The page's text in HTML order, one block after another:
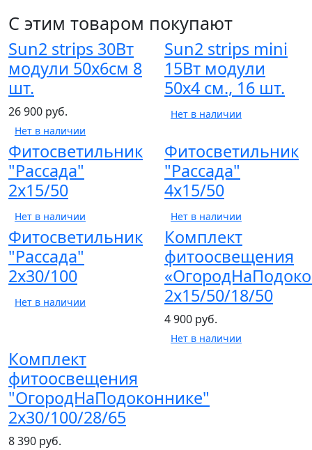
С этим товаром покупают
Sun2 strips 30Вт
модули 50х6см 8
шт.
26 900 руб.
Нет в наличии
Sun2 strips mini
15Вт модули
50х4 см., 16 шт.
Нет в наличии
Фитосветильник
"Рассада"
2х15/50
Нет в наличии
Фитосветильник
"Рассада"
4х15/50
Нет в наличии
Фитосветильник
"Рассада"
2х30/100
Нет в наличии
Комплект
фитоосвещения
2х15/50/18/50
4 900 руб.
Нет в наличии
Комплект
фитоосвещения
"ОгородНаПодоконнике"
2х30/100/28/65
8 390 руб.